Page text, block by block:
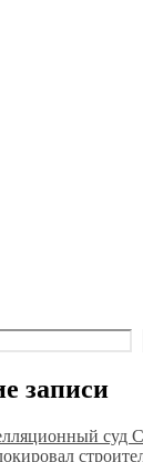
записи
суд